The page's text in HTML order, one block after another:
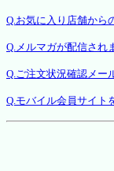
Q.お気に入り店舗から
Q.メルマガが配信され
Q.ご注文状況確認メー
Q.モバイル会員サイト